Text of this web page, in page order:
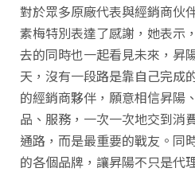
對於眾多原廠代表與經銷商伙
素梅特別表達了感謝，她表示
去的同時也一起看見未來，昇
天，沒有一段路是靠自己完成
的經銷商夥伴，願意相信昇陽
品、服務，一次一次地交到消
通路，而是最重要的戰友。同
的各個品牌，讓昇陽不只是代